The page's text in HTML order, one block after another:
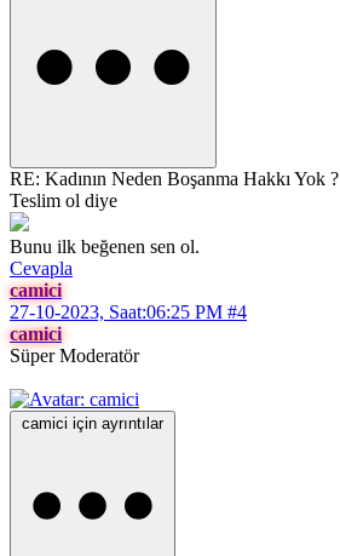
RE: Kadının Neden Boşanma Hakkı Yok ?
Teslim ol diye
Bunu ilk beğenen sen ol.
Cevapla
camici
27-10-2023, Saat:06:25 PM #4
camici
Süper Moderatör
camici için ayrıntılar